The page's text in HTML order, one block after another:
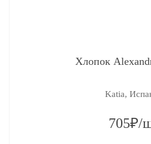
Хлопок
Katia,
705₽/